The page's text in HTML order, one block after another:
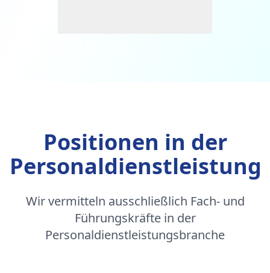
Positionen in der
Personaldienstleistung
Wir vermitteln ausschließlich Fach- und
Führungskräfte in der
Personaldienstleistungsbranche